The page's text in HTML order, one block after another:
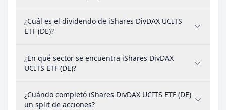
¿Cuál es el dividendo de iShares DivDAX UCITS
ETF (DE)?
¿En qué sector se encuentra iShares DivDAX
UCITS ETF (DE)?
¿Cuándo completó iShares DivDAX UCITS ETF (DE)
un split de acciones?